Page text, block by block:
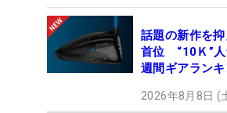
話題の新作を
首位 “10Ｋ”人
週間ギアラン
2026年8月8日 (